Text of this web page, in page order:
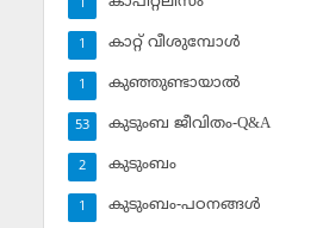
1
കാറ്റ് വീശുമ്പോള്‍
1
കുഞ്ഞുണ്ടായാല്‍
1
കുടുംബ ജീവിതം-Q&A
53
കുടുംബം
2
കുടുംബം-പഠനങ്ങള്‍
1